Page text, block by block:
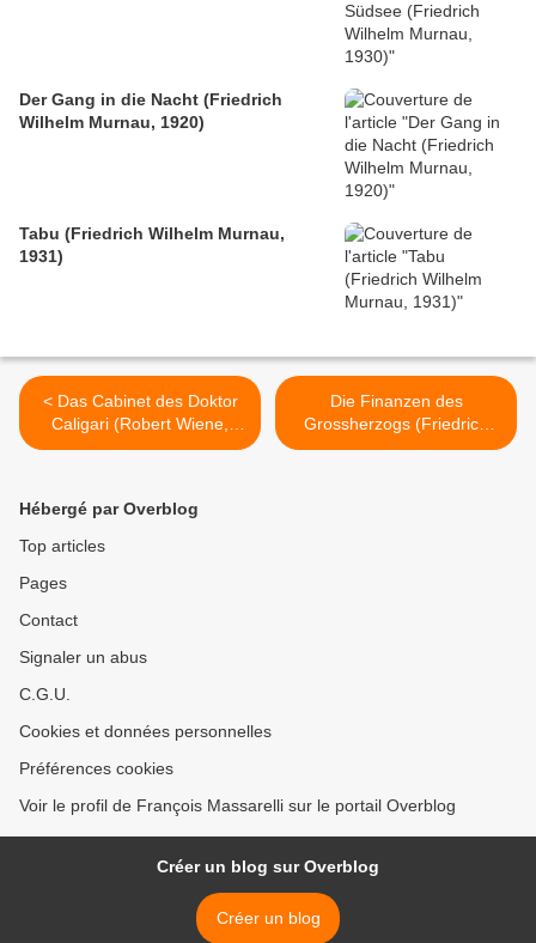
Der Gang in die Nacht (Friedrich
Wilhelm Murnau, 1920)
Tabu (Friedrich Wilhelm Murnau,
1931)
< Das Cabinet des Doktor
Caligari (Robert Wiene,
1919)
Die Finanzen des
Grossherzogs (Friedrich
Wilhelm Murnau, 1923) >
Hébergé par Overblog
Top articles
Pages
Contact
Signaler un abus
C.G.U.
Cookies et données personnelles
Préférences cookies
Voir le profil de François Massarelli sur le portail Overblog
Créer un blog sur Overblog
Créer un blog